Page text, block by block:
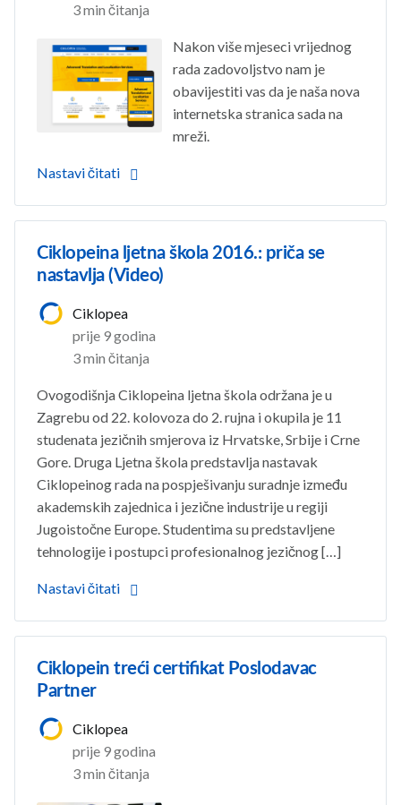
3 min čitanja
Nakon više mjeseci vrijednog
rada zadovoljstvo nam je
obavijestiti vas da je naša nova
internetska stranica sada na
mreži.
Nastavi čitati
Ciklopeina ljetna škola 2016.: priča se
nastavlja (Video)
Ciklopea
prije 9 godina
3 min čitanja
Ovogodišnja Ciklopeina ljetna škola održana je u
Zagrebu od 22. kolovoza do 2. rujna i okupila je 11
studenata jezičnih smjerova iz Hrvatske, Srbije i Crne
Gore. Druga Ljetna škola predstavlja nastavak
Ciklopeinog rada na pospješivanju suradnje između
akademskih zajednica i jezične industrije u regiji
Jugoistočne Europe. Studentima su predstavljene
tehnologije i postupci profesionalnog jezičnog […]
Nastavi čitati
Ciklopein treći certifikat Poslodavac
Partner
Ciklopea
prije 9 godina
3 min čitanja